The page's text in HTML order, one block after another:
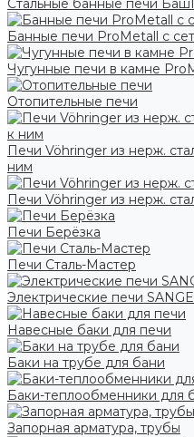
Стальные банные печи
Банные печи ProMetall с
Чугунные печи в камне
Отопительные печи
Печи Vöhringer из нерж.
ним
Печи Vöhringer из нерж.
Печи Берёзка
Печи Сталь-Мастер
Электрические печи
Навесные баки для печи
Баки на трубе для бани
Баки-теплообменники для
Запорная арматура, трубы